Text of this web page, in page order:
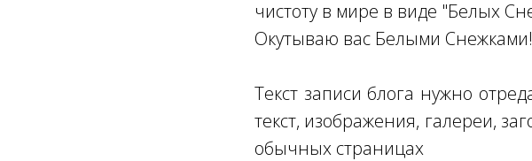
чистоту в мире в виде "Белых
Окутываю вас Белыми Снежками!
Текст записи блога нужно
текст, изображения, галереи,
обычных страницах